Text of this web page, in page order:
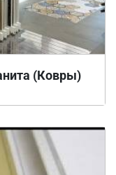
(Ковры)